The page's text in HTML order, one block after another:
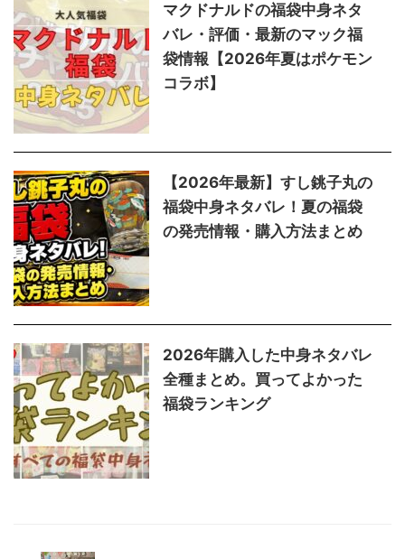
マクドナルドの福袋中身ネタ
バレ・評価・最新のマック福
袋情報【2026年夏はポケモン
コラボ】
【2026年最新】すし銚子丸の
福袋中身ネタバレ！夏の福袋
の発売情報・購入方法まとめ
2026年購入した中身ネタバレ
全種まとめ。買ってよかった
福袋ランキング